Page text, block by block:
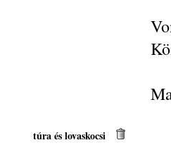
túra és lovaskocsi